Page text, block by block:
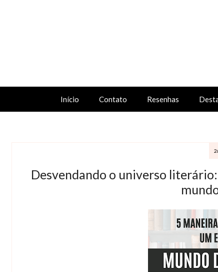
Início Contato Resenhas
Desvendando o universo